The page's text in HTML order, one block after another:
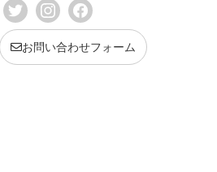
お問い合わせフォーム